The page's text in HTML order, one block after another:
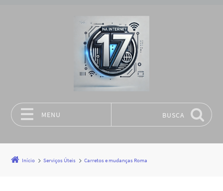
MENU BUSCA
Início Serviços Úteis Carretos e mudanças Roma